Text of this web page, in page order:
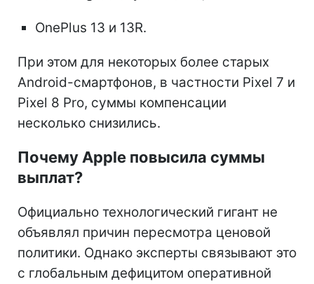
OnePlus 13 и 13R.
При этом для некоторых более старых
Android-смартфонов, в частности Pixel 7 и
Pixel 8 Pro, суммы компенсации
несколько снизились.
Почему Apple повысила суммы
выплат?
Официально технологический гигант не
объявлял причин пересмотра ценовой
политики. Однако эксперты связывают это
с глобальным дефицитом оперативной